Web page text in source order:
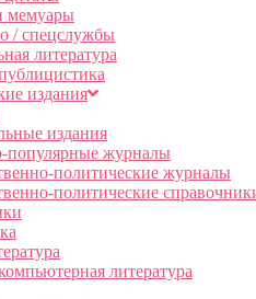
мемуары
/ спецслужбы
литература
издания
издания
популярные журналы
политические журналы
политические
литература